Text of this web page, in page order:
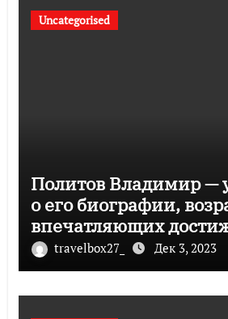
Uncategorised
Политов Владимир —
о его биографии,
впечатляющих
travelbox27_ Дек 3, 2023